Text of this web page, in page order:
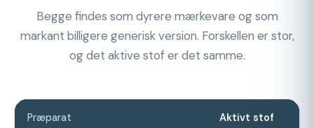
Begge findes som dyrere mærkevare og som
markant billigere generisk version. Forskellen er stor,
og det aktive stof er det samme.
Præparat Aktivt stof